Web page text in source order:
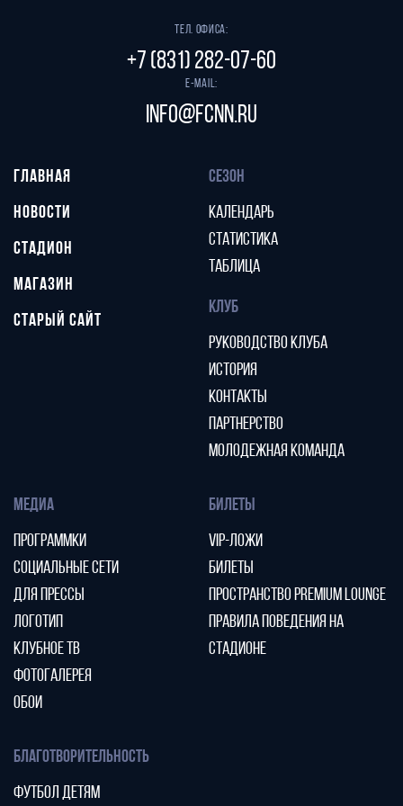
Тел. офиса:
+7 (831) 282-07-60
E-mail:
info@fcnn.ru
ГЛАВНАЯ
НОВОСТИ
СТАДИОН
МАГАЗИН
СТАРЫЙ САЙТ
СЕЗОН
КАЛЕНДАРЬ
СТАТИСТИКА
ТАБЛИЦА
КЛУБ
РУКОВОДСТВО КЛУБА
ИСТОРИЯ
КОНТАКТЫ
ПАРТНЕРСТВО
МОЛОДЕЖНАЯ КОМАНДА
МЕДИА
ПРОГРАММКИ
СОЦИАЛЬНЫЕ СЕТИ
ДЛЯ ПРЕССЫ
ЛОГОТИП
КЛУБНОЕ ТВ
ФОТОГАЛЕРЕЯ
ОБОИ
БИЛЕТЫ
VIP-ЛОЖИ
БИЛЕТЫ
ПРОСТРАНСТВО PREMIUM LOUNGE
ПРАВИЛА ПОВЕДЕНИЯ НА
СТАДИОНЕ
БЛАГОТВОРИТЕЛЬНОСТЬ
ФУТБОЛ ДЕТЯМ